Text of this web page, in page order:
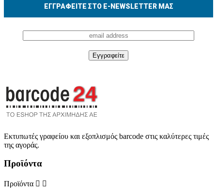
ΕΓΓΡΑΦΕΊΤΕ ΣΤΟ E-NEWSLETTER ΜΑΣ
Εκτυπωτές γραφείου και εξοπλισμός barcode στις καλύτερες τιμές
της αγοράς.
Προϊόντα
Προϊόντα  